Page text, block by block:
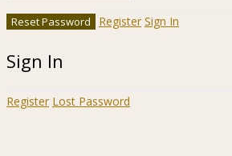
Register Sign In
Sign In
Register Lost Password